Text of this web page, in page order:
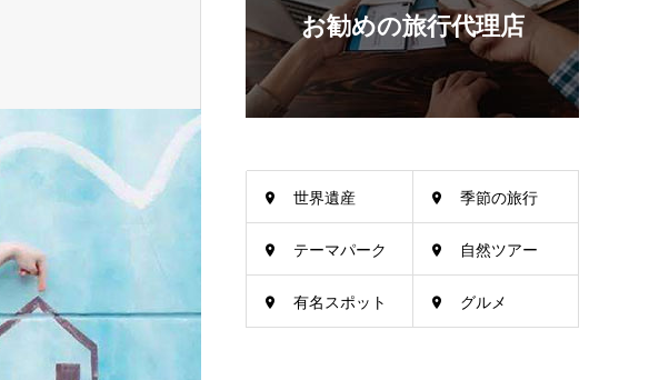
お勧めの旅行代理店
世界遺産 季節の旅行
テーマパーク 自然ツアー
有名スポット グルメ